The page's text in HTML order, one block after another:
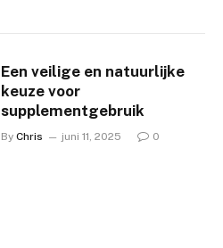
Een veilige en natuurlijke
keuze voor
supplementgebruik
By Chris juni 11, 2025 0